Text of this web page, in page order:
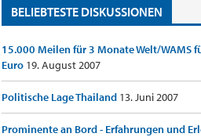
BELIEBTESTE DISKUSSIONEN
15.000 Meilen für 3 Monate Welt/WAMS
Euro 19. August 2007
Politische Lage Thailand 13. Juni 2007
Prominente an Bord - Erfahrungen und